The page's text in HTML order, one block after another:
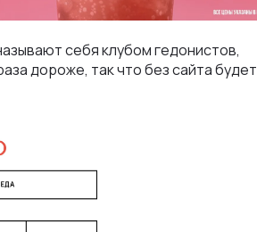
себя клубом гедонистов,
дороже, так что без сайта будет